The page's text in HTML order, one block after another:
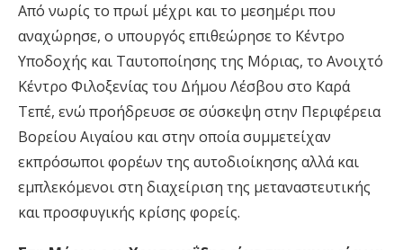
Από νωρίς το πρωί μέχρι και το μεσημέρι που
αναχώρησε, ο υπουργός επιθεώρησε το Κέντρο
Υποδοχής και Ταυτοποίησης της Μόριας, το Ανοιχτό
Κέντρο Φιλοξενίας του Δήμου Λέσβου στο Καρά
Τεπέ, ενώ προήδρευσε σε σύσκεψη στην Περιφέρεια
Βορείου Αιγαίου και στην οποία συμμετείχαν
εκπρόσωποι φορέων της αυτοδιοίκησης αλλά και
εμπλεκόμενοι στη διαχείριση της μεταναστευτικής
και προσφυγικής κρίσης φορείς.